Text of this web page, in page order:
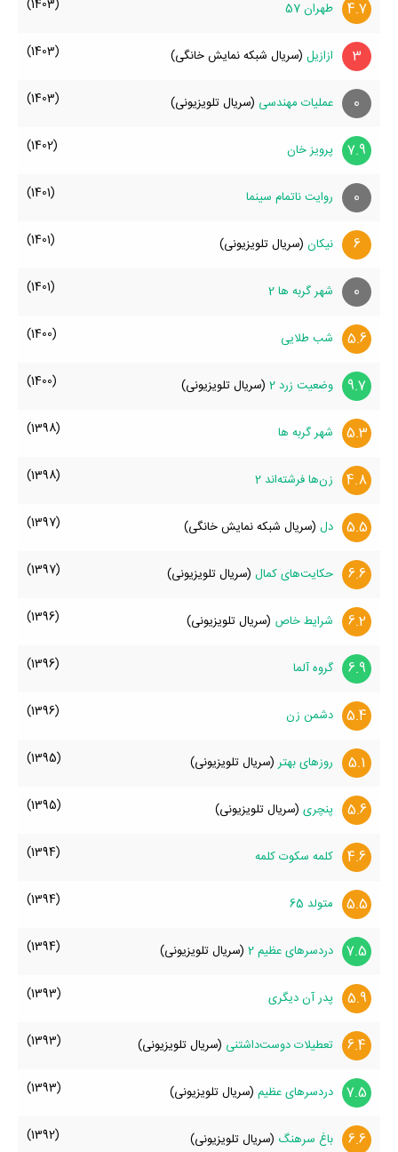
4.7 طهران 57 (1403)
3 ازازیل (سریال شبکه نمایش خانگی) (1403)
0 عملیات مهندسی (سریال تلویزیونی) (1403)
7.9 پرویز خان (1402)
0 روایت ناتمام سینما (1401)
6 نیکان (سریال تلویزیونی) (1401)
0 شهر گربه ها 2 (1401)
5.6 شب طلایی (1400)
9.7 وضعیت زرد 2 (سریال تلویزیونی) (1400)
5.3 شهر گربه ها (1398)
4.8 زن‌ها فرشته‌اند 2 (1398)
5.5 دل (سریال شبکه نمایش خانگی) (1397)
6.6 حکایت‌های کمال (سریال تلویزیونی) (1397)
6.2 شرایط خاص (سریال تلویزیونی) (1396)
6.9 گروه آلما (1396)
5.4 دشمن زن (1396)
5.1 روزهای بهتر (سریال تلویزیونی) (1395)
5.6 پنچری (سریال تلویزیونی) (1395)
4.6 کلمه سکوت کلمه (1394)
5.5 متولد 65 (1394)
7.5 دردسرهای عظیم 2 (سریال تلویزیونی) (1394)
5.9 پدر آن دیگری (1393)
6.4 تعطیلات دوست‌داشتنی (سریال تلویزیونی) (1393)
7.5 دردسرهای عظیم (سریال تلویزیونی) (1393)
6.6 باغ سرهنگ (سریال تلویزیونی) (1392)